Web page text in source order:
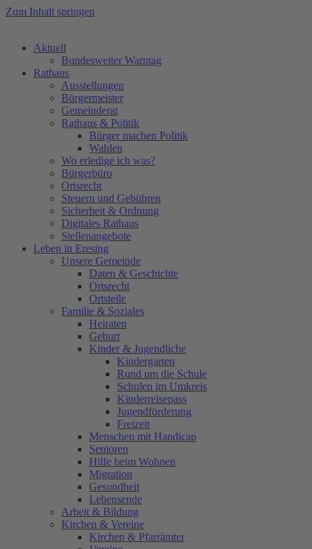
Zum Inhalt springen
Aktuell
Bundesweiter Warntag
Rathaus
Ausstellungen
Bürgermeister
Gemeinderat
Rathaus & Politik
Bürger machen Politik
Wahlen
Wo erledige ich was?
Bürgerbüro
Ortsrecht
Steuern und Gebühren
Sicherheit & Ordnung
Digitales Rathaus
Stellenangebote
Leben in Eresing
Unsere Gemeinde
Daten & Geschichte
Ortsrecht
Ortsteile
Familie & Soziales
Heiraten
Geburt
Kinder & Jugendliche
Kindergarten
Rund um die Schule
Schulen im Umkreis
Kinderreisepass
Jugendförderung
Freizeit
Menschen mit Handicap
Senioren
Hilfe beim Wohnen
Migration
Gesundheit
Lebensende
Arbeit & Bildung
Kirchen & Vereine
Kirchen & Pfarrämter